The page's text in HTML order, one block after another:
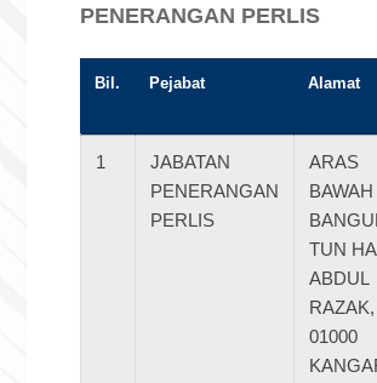
PENERANGAN PERLIS
Bil. Pejabat Alamat
1
JABATAN
PENERANGAN
PERLIS
ARAS
TUN
ABDUL
RAZAK,
01000